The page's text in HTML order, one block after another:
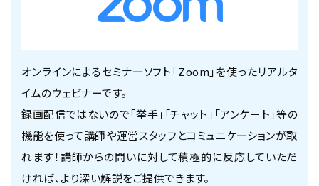
オンラインによるセミナーソフト「Zoom」を使ったリアルタ
イムのウェビナーです。
録画配信ではないので「挙手」「チャット」「アンケート」等の
機能を使って講師や運営スタッフとコミュニケーションが取
れます！講師からの問いに対して積極的に反応していただ
ければ、より深い解説をご提供できます。